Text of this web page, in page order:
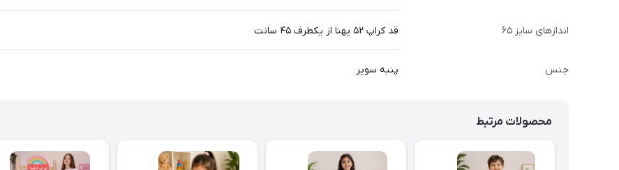
اندازهای سایز ۶۵ قد کراپ ۵۲ پهنا از یکطرف ۴۵ سانت
جنس پنبه سوپر
محصولات مرتبط